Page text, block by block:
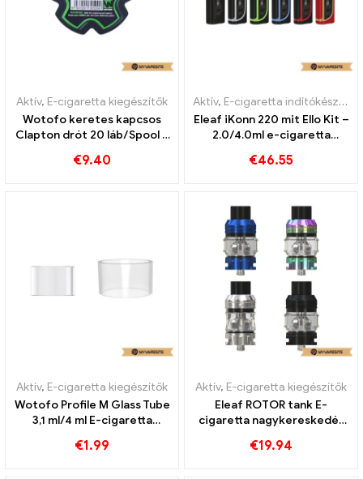
Aktív, E-cigaretta kiegészítők
Wotofo keretes kapcsos
Clapton drót 20 láb/Spool E
丨Egyedi
€9.40
Aktív, E-cigaretta indítókészlet
Eleaf iKonn 220 mit Ello Kit –
2.0/4.0ml e-cigaretta
€46.55
Aktív, E-cigaretta kiegészítők
Wotofo Profile M Glass Tube
3,1 ml/4 ml E-cigaretta
€1.99
Aktív, E-cigaretta kiegészítők
Eleaf ROTOR tank E-
cigaretta nagykereskedés
€19.94